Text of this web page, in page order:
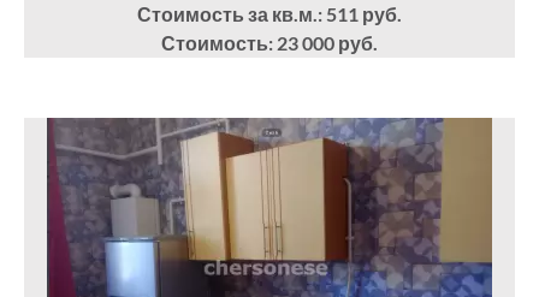
Стоимость за кв.м.: 511 руб.
Стоимость: 23 000 руб.